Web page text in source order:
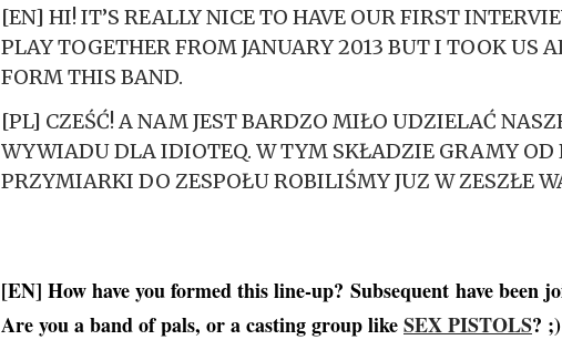
[EN] HI! IT’S REALLY NICE TO HAVE OUR FIRST
PLAY TOGETHER FROM JANUARY 2013 BUT I TOOK US
FORM THIS BAND.
[PL] CZEŚĆ! A NAM JEST BARDZO MIŁO UDZIELAĆ
WYWIADU DLA IDIOTEQ. W TYM SKŁADZIE GRAMY OD
PRZYMIARKI DO ZESPOŁU ROBILIŚMY JUZ W ZESZŁE
[EN] How have you formed this line-up? Subsequent have been
Are you a band of pals, or a casting group likeSEX PISTOLS? ;)